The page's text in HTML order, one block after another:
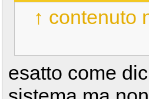
↑ contenuto
esatto come